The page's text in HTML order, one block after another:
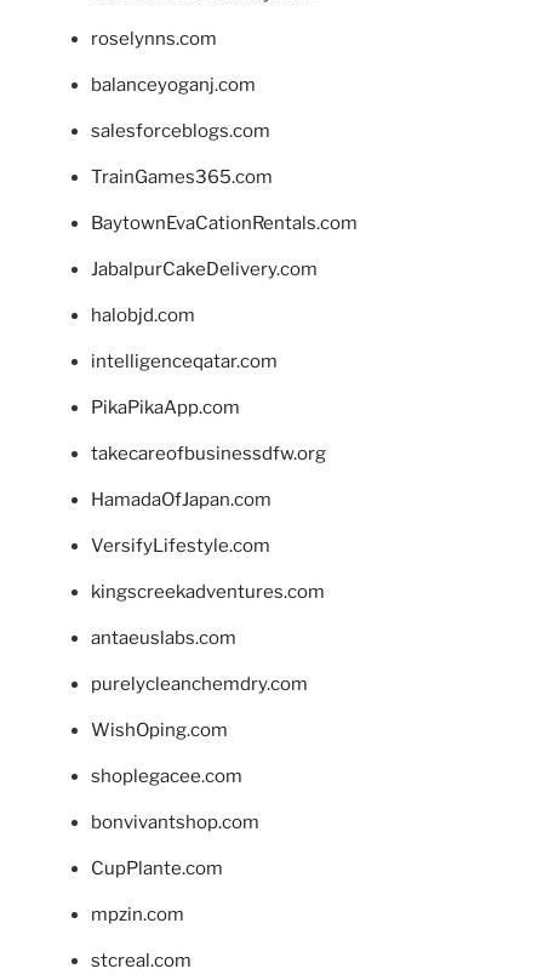
roselynns.com
balanceyoganj.com
salesforceblogs.com
TrainGames365.com
BaytownEvaCationRentals.com
JabalpurCakeDelivery.com
halobjd.com
intelligenceqatar.com
PikaPikaApp.com
takecareofbusinessdfw.org
HamadaOfJapan.com
VersifyLifestyle.com
kingscreekadventures.com
antaeuslabs.com
purelycleanchemdry.com
WishOping.com
shoplegacee.com
bonvivantshop.com
CupPlante.com
mpzin.com
stcreal.com